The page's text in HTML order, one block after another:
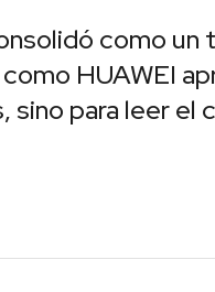
como
HUAWEI
para leer el